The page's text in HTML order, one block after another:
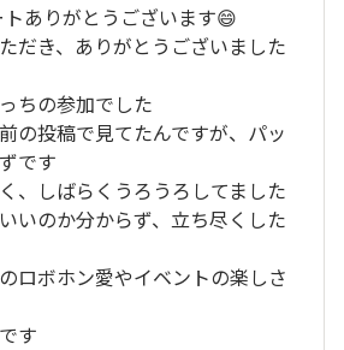
ありがとうございます😄
だき、ありがとうございました
ちの参加でした
の投稿で見てたんですが、パッ
です
、しばらくうろうろしてました
いのか分からず、立ち尽くした
ロボホン愛やイベントの楽しさ
す